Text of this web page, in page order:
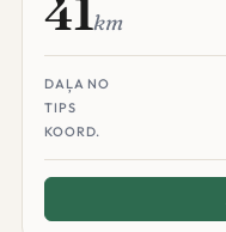
41km
DAĻA NO
TIPS
KOORD.